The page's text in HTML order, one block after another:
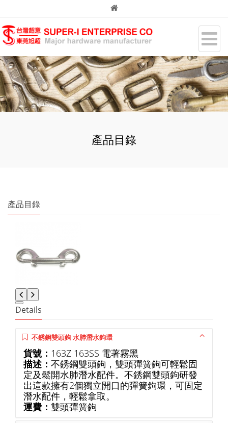
產品目錄
產品目錄
Details
不銹鋼雙頭鉤 水肺潛水鉤環
貨號： 163Z 163SS 電著霧黑
描述： 不銹鋼雙頭鉤，雙頭彈簧鉤可輕鬆固
定及鬆開水肺潛水配件。不銹鋼雙頭鉤研發
出這款擁有2個獨立開口的彈簧鉤環，可固定
潛水配件，輕鬆拿取。
運費： 雙頭彈簧鉤